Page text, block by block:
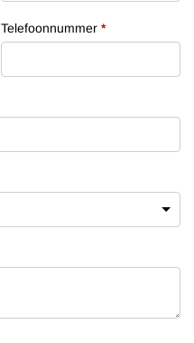
Telefoonnummer *